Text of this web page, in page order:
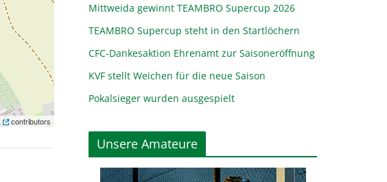
contributors
Mittweida gewinnt TEAMBRO Supercup 2026
TEAMBRO Supercup steht in den Startlöchern
CFC-Dankesaktion Ehrenamt zur Saisoneröffnung
KVF stellt Weichen für die neue Saison
Pokalsieger wurden ausgespielt
Unsere Amateure